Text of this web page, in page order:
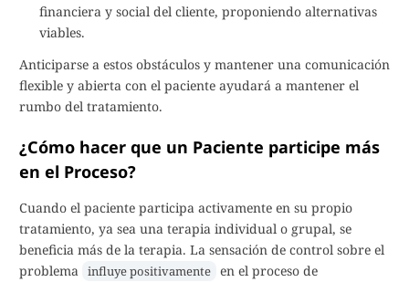
financiera y social del cliente, proponiendo alternativas
viables.
Anticiparse a estos obstáculos y mantener una comunicación
flexible y abierta con el paciente ayudará a mantener el
rumbo del tratamiento.
¿Cómo hacer que un Paciente participe más
en el Proceso?
Cuando el paciente participa activamente en su propio
tratamiento, ya sea una terapia individual o grupal, se
beneficia más de la terapia. La sensación de control sobre el
problema influye positivamente en el proceso de